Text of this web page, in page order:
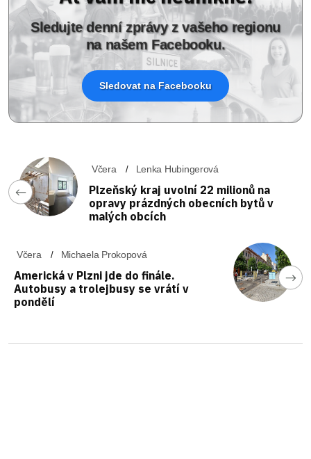
Sledujte denní zprávy z vašeho regionu
na našem Facebooku.
Sledovat na Facebooku
Včera Lenka Hubingerová
Plzeňský kraj uvolní 22 milionů na
opravy prázdných obecních bytů v
malých obcích
Včera Michaela Prokopová
Americká v Plzni jde do finále.
Autobusy a trolejbusy se vrátí v
pondělí